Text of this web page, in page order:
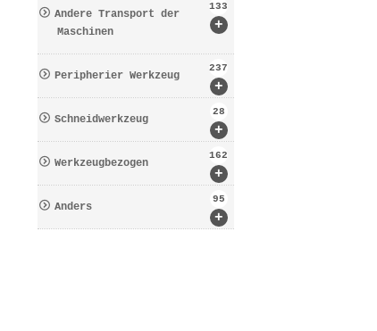
+
Andere Transport der
Maschinen
133
+
Peripherier Werkzeug
237
+
Schneidwerkzeug
28
+
Werkzeugbezogen
162
+
Anders
95